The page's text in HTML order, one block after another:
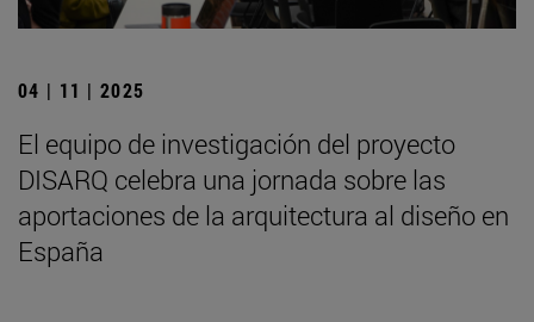
04 | 11 | 2025
El equipo de investigación del proyecto
DISARQ celebra una jornada sobre las
aportaciones de la arquitectura al diseño en
España